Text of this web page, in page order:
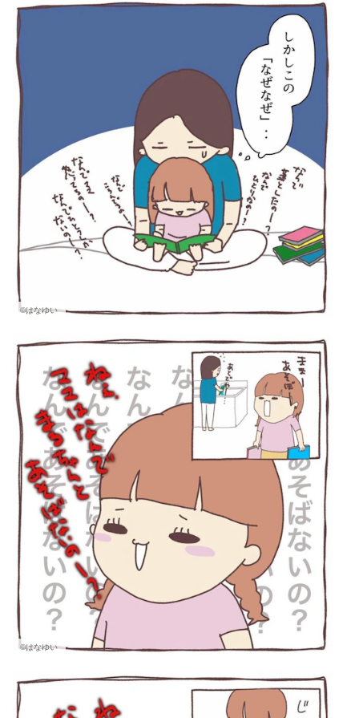
©はなゆい
©はなゆい